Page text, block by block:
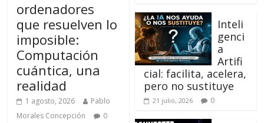
ordenadores
que resuelven lo
imposible:
Computación
cuántica, una
realidad
1 agosto, 2026
Pablo
Morales Concepción
0
Inteli
genci
a
Artifi
cial: facilita, acelera,
pero no sustituye
21 julio, 2026 0